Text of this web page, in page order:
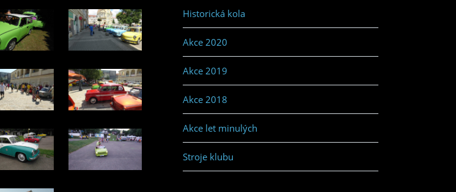
Historická kola
Akce 2020
Akce 2019
Akce 2018
Akce let minulých
Stroje klubu